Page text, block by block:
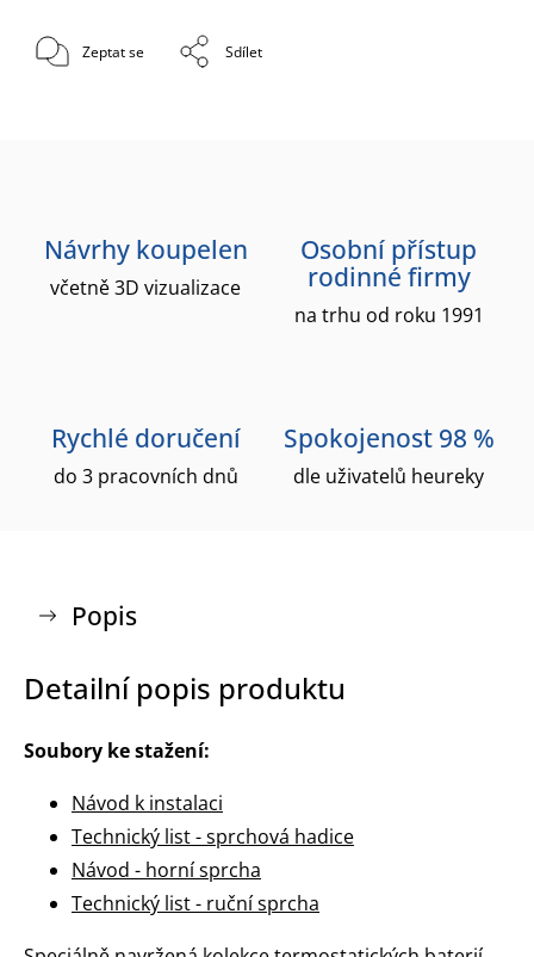
Zeptat se Sdílet
Návrhy koupelen
včetně 3D vizualizace
Osobní přístup
rodinné firmy
na trhu od roku 1991
Rychlé doručení
do 3 pracovních dnů
Spokojenost 98 %
dle uživatelů heureky
Popis
Detailní popis produktu
Soubory ke stažení:
Návod k instalaci
Technický list - sprchová hadice
Návod - horní sprcha
Technický list - ruční sprcha